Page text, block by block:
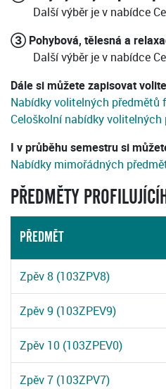
Další výběr je v nabídce
③ Pohybová, tělesná a
Další výběr je v nabídce
Dále si můžete zapisovat
Nabídky volitelných předmětů
Celoškolní nabídky volitelných
I v průběhu semestru si
Nabídky mimořádných
PŘEDMĚTY
PŘEDMĚT
Zpěv 8 (103ZPV8)
Zpěv 9 (103ZPEV9)
Zpěv 10 (103ZPEV0)
Zpěv 7 (103ZPV7)